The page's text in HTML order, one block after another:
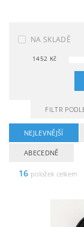
NA SKLADĚ
1452 Kč
FILTR
NEJLEVNĚJŠÍ
ABECEDNĚ
16 položek celkem